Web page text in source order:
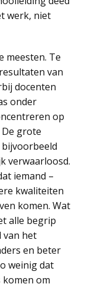
werk, niet
meesten. Te
van
docenten
onder
op
grote
verwaarloosd.
iemand –
kwaliteiten
komen. Wat
alle begrip
van het
en beter
weinig dat
om